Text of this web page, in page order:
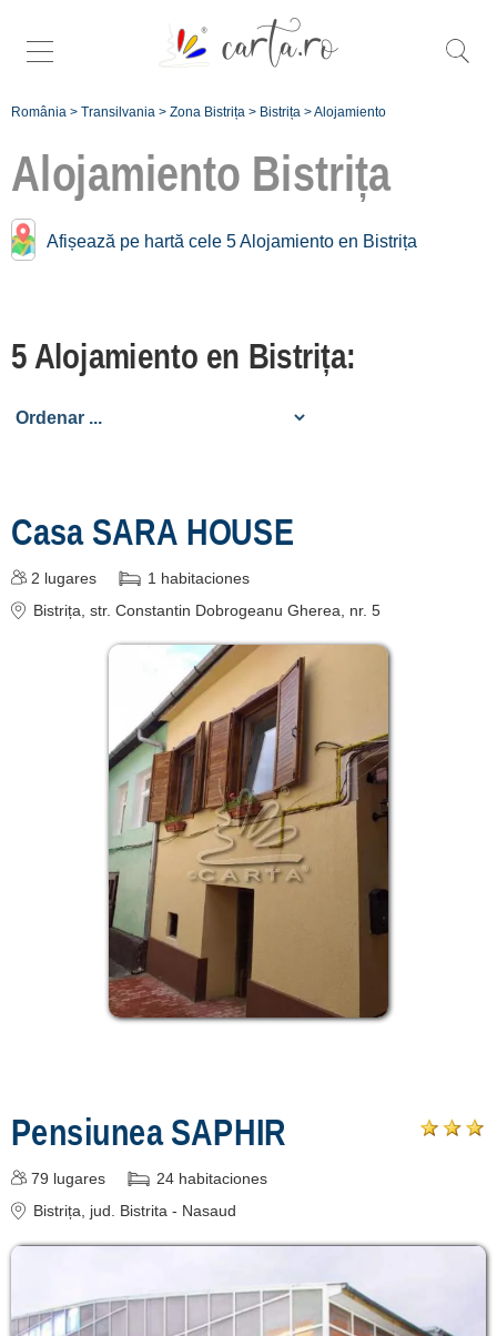
România > Transilvania > Zona Bistrița > Bistrița >Alojamiento
Alojamiento Bistrița
Afișează pe hartă cele 5 Alojamiento en Bistrița
5 Alojamiento en Bistrița:
Casa SARA HOUSE
2 lugares 1 habitaciones
Bistrița , str. Constantin Dobrogeanu Gherea, nr. 5
Pensiunea SAPHIR
79 lugares 24 habitaciones
Bistrița , jud. Bistrita - Nasaud
Alojamiento cerca de
Bistrița:
[1 offers a 30.7 km]
[23 offers a 38 km]
despre C A R T A ®
termeni și condiții